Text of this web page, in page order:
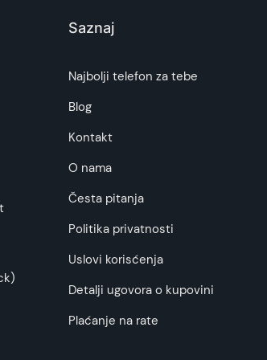
ali ne može da
Saznaj
Najbolji telefon za tebe
Blog
Kontakt
O nama
Česta pitanja
Politika privatnosti
Uslovi korisćenja
Detalji ugovora o kupovini
Plaćanje na rate